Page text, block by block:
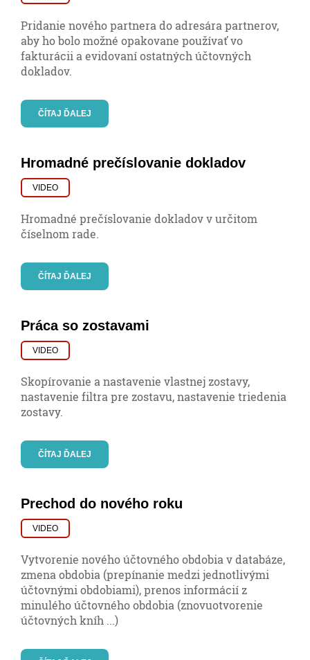
Pridanie nového partnera do adresára partnerov,
aby ho bolo možné opakovane používať vo
fakturácii a evidovaní ostatných účtovných
dokladov.
ČÍTAJ ĎALEJ
Hromadné prečíslovanie dokladov
VIDEO
Hromadné prečíslovanie dokladov v určitom
číselnom rade.
ČÍTAJ ĎALEJ
Práca so zostavami
VIDEO
Skopírovanie a nastavenie vlastnej zostavy,
nastavenie filtra pre zostavu, nastavenie triedenia
zostavy.
ČÍTAJ ĎALEJ
Prechod do nového roku
VIDEO
Vytvorenie nového účtovného obdobia v databáze,
zmena obdobia (prepínanie medzi jednotlivými
účtovnými obdobiami), prenos informácií z
minulého účtovného obdobia (znovuotvorenie
účtovných kníh ...)